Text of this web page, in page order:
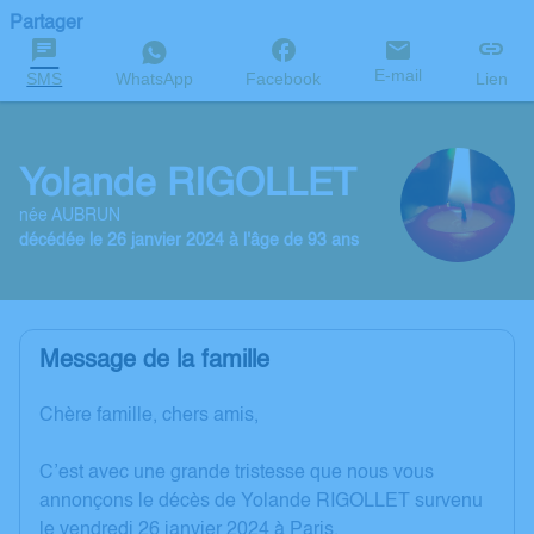
Partager
SMS WhatsApp Facebook E-mail Lien
Yolande RIGOLLET
née AUBRUN
décédée le 26 janvier 2024 à l'âge de 93 ans
Message de la famille
Chère famille, chers amis,
C’est avec une grande tristesse que nous vous
annonçons le décès de Yolande RIGOLLET survenu